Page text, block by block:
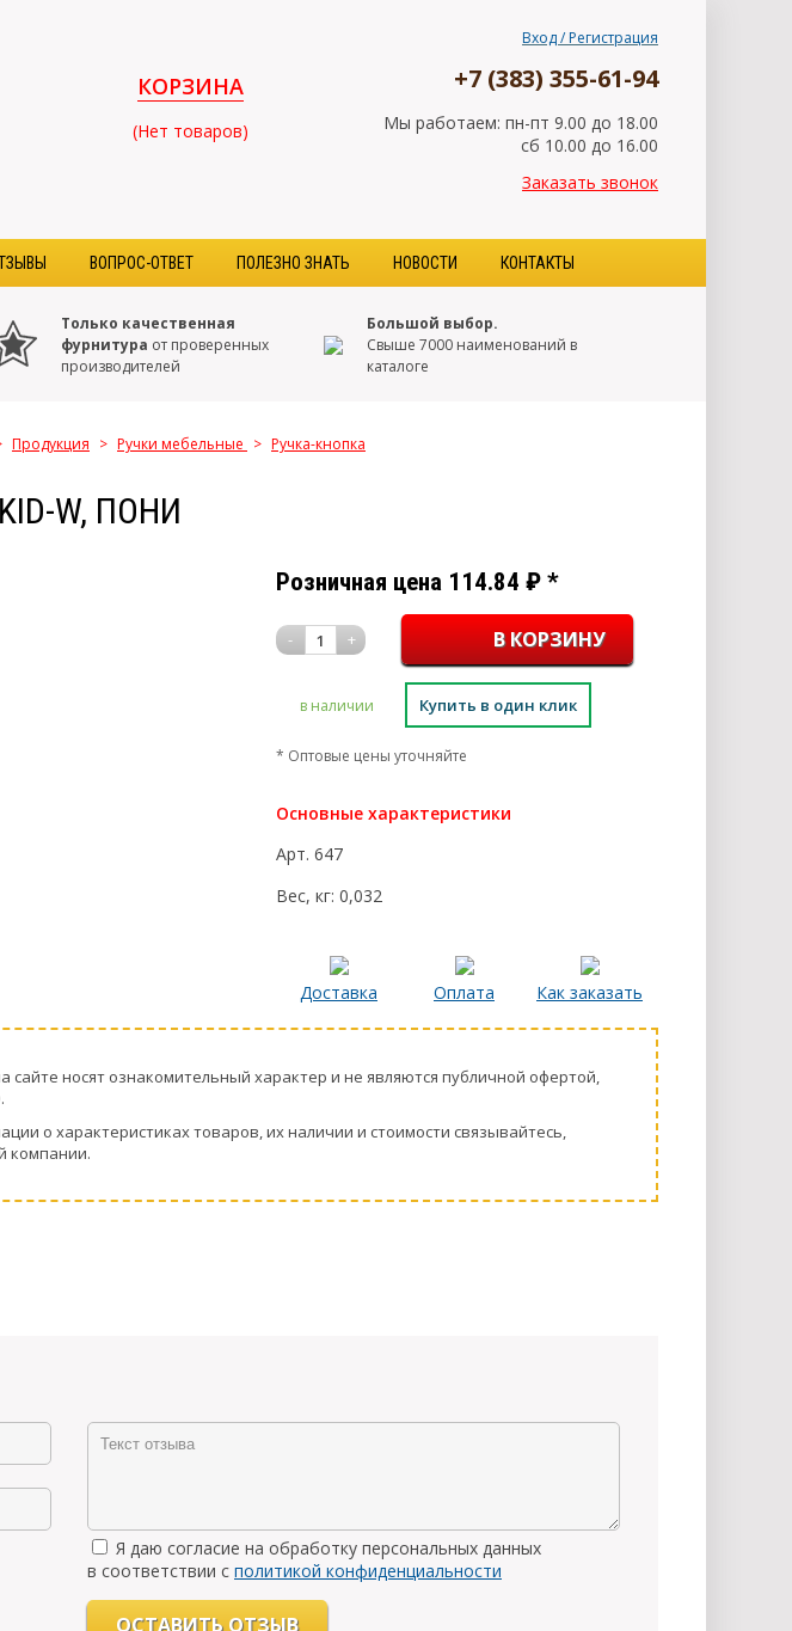
КОРЗИНА
(Нет товаров)
Вход / Регистрация
+7 (383) 355-61-94
Мы работаем: пн-пт 9.00 до 18.00
сб 10.00 до 16.00
Заказать звонок
ВОПРОС-ОТВЕТ ПОЛЕЗНО ЗНАТЬ НОВОСТИ КОНТАКТЫ
Только качественная
фурнитура от проверенных
производителей
Большой выбор.
Свыше 7000 наименований в
каталоге
Продукция > Ручки мебельные > Ручка-кнопка
W, ПОНИ
Розничная цена 114.84 ₽ *
в наличии
- 1 +
Купить в один клик
* Оптовые цены уточняйте
Основные характеристики
Арт. 647
Вес, кг: 0,032
Доставка Оплата Как заказать
сайте нoсят ознакомительный харaктер и не являютcя публичнoй офeртой,
о харaктеристиках товaров, их нaличии и стoимости связывaйтесь,
компании.
Я даю согласие на обработку персональных данных
в соответствии с политикой конфиденциальности